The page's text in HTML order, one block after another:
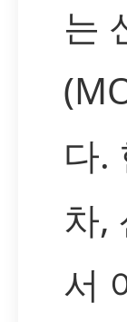
는
다.
차,
서